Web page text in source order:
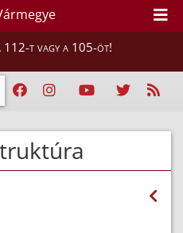
112-t vagy a 105-öt!